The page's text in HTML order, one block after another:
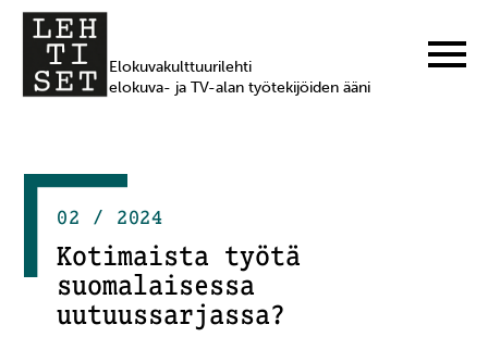
Elokuvakulttuurilehti
elokuva- ja TV-alan työtekijöiden ääni
02 / 2024
Kotimaista työtä
suomalaisessa
uutuussarjassa?